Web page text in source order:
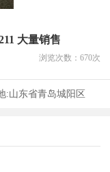
大量销售
浏览次数： 670次
:山东省青岛城阳区